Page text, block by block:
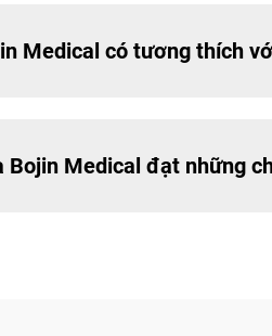
Medical có tương thích
Bojin Medical đạt những